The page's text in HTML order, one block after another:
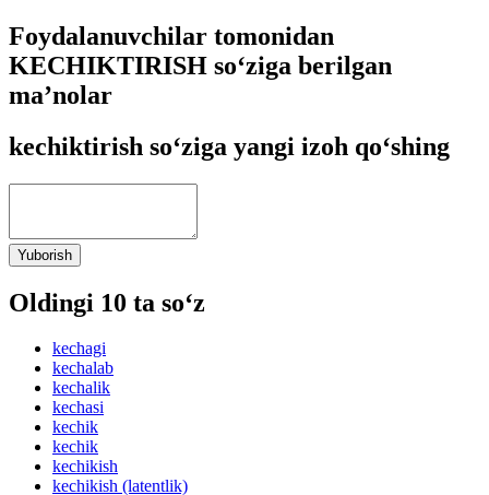
Foydalanuvchilar tomonidan
KECHIKTIRISH so‘ziga berilgan
ma’nolar
kechiktirish so‘ziga yangi izoh qo‘shing
Yuborish
Oldingi 10 ta so‘z
kechagi
kechalab
kechalik
kechasi
kechik
kechik
kechikish
kechikish (latentlik)